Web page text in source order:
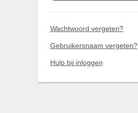
Wachtwoord vergeten?
Gebruikersnaam vergeten?
Hulp bij inloggen